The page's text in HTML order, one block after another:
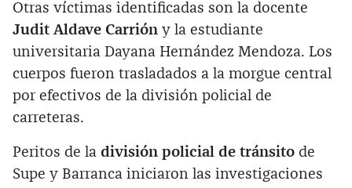
Otras víctimas identificadas son la docente
Judit Aldave Carrión y la estudiante
universitaria Dayana Hernández Mendoza. Los
cuerpos fueron trasladados a la morgue central
por efectivos de la división policial de
carreteras.
Peritos de la división policial de tránsito de
Supe y Barranca iniciaron las investigaciones